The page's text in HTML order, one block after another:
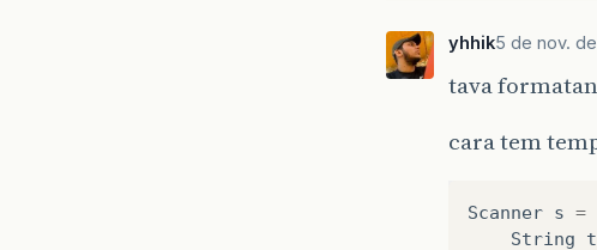
yhhik5 de nov. de
tava
cara tem
Scanner s =
String